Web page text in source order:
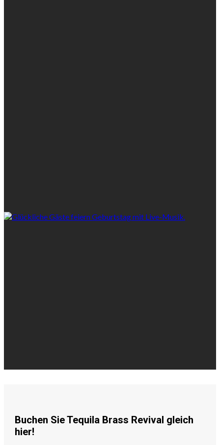
Buchen Sie Tequila Brass Revival gleich
hier!